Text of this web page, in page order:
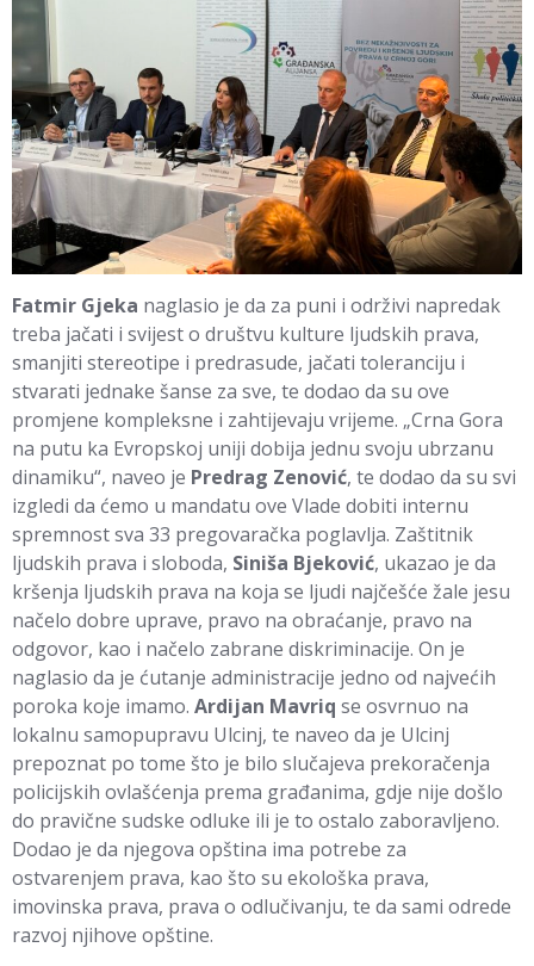
Fatmir Gjeka naglasio je da za puni i održivi napredak
treba jačati i svijest o društvu kulture ljudskih prava,
smanjiti stereotipe i predrasude, jačati toleranciju i
stvarati jednake šanse za sve, te dodao da su ove
promjene kompleksne i zahtijevaju vrijeme. „Crna Gora
na putu ka Evropskoj uniji dobija jednu svoju ubrzanu
dinamiku“, naveo je Predrag Zenović, te dodao da su svi
izgledi da ćemo u mandatu ove Vlade dobiti internu
spremnost sva 33 pregovaračka poglavlja. Zaštitnik
ljudskih prava i sloboda, Siniša Bjeković, ukazao je da
kršenja ljudskih prava na koja se ljudi najčešće žale jesu
načelo dobre uprave, pravo na obraćanje, pravo na
odgovor, kao i načelo zabrane diskriminacije. On je
naglasio da je ćutanje administracije jedno od najvećih
poroka koje imamo. Ardijan Mavriq se osvrnuo na
lokalnu samopupravu Ulcinj, te naveo da je Ulcinj
prepoznat po tome što je bilo slučajeva prekoračenja
policijskih ovlašćenja prema građanima, gdje nije došlo
do pravične sudske odluke ili je to ostalo zaboravljeno.
Dodao je da njegova opština ima potrebe za
ostvarenjem prava, kao što su ekološka prava,
imovinska prava, prava o odlučivanju, te da sami odrede
razvoj njihove opštine.